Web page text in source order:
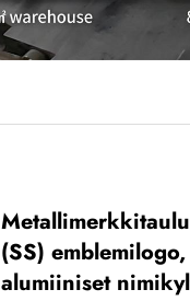
(SS)
alumiiniset